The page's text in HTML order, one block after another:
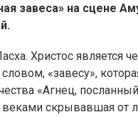
завеса» на сцене
Христос является
«завесу»,
«Агнец,
веками скрывавшая